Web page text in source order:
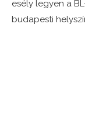
esély legyen a
budapesti